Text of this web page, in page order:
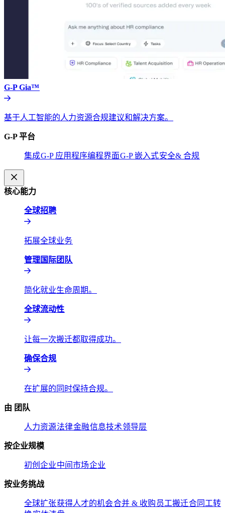
G-P Gia™​​
基于人工智能的人力资源合规建议和解决方案。​​
G-P 平台​​
集成​​G-P 应用程序编程界面​​G-P 嵌入式​​安全& 合规​​
核心能力​​
全球招聘​​
拓展全球业务​​
管理国际团队​​
简化就业生命周期。​​
全球流动性​​
让每一次搬迁都取得成功。​​
确保合规​​
在扩展的同时保持合规。​​
由 团队​​
人力资源​​法律​​金融​​信息技术​​领导层​​
按企业规模​​
初创企业​​中间市场​​企业​​
按业务挑战​​
全球扩张​​获得人才的机会​​合并 & 收购​​ 员工搬迁​​合同工转